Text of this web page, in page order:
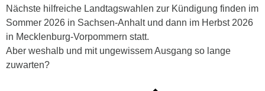
Nächste hilfreiche Landtagswahlen zur Kündigung finden im
Sommer 2026 in Sachsen-Anhalt und dann im Herbst 2026
in Mecklenburg-Vorpommern statt.
Aber weshalb und mit ungewissem Ausgang so lange
zuwarten?